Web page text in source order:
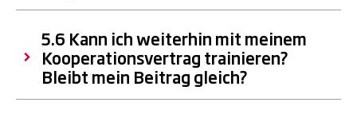
5.6 Kann ich weiterhin mit meinem
Kooperationsvertrag trainieren?
Bleibt mein Beitrag gleich?